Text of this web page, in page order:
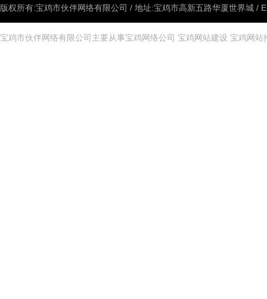
版权所有:宝鸡市伙伴网络有限公司 / 地址:宝鸡市高新五路华厦世界城 /
宝鸡市伙伴网络有限公司主要从事宝鸡网络公司 宝鸡网站建设 宝鸡网站